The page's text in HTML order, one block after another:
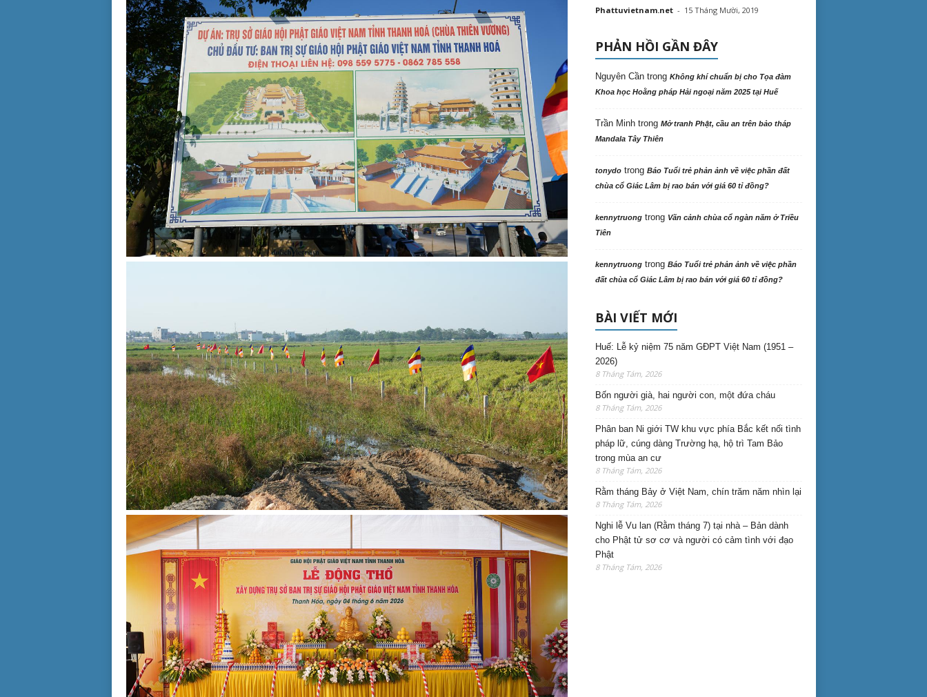
Phattuvietnam.net - 15 Tháng Mười, 2019
PHẢN HỒI GẦN ĐÂY
Nguyên Cầntrong Không khí chuẩn bị cho Tọa đàm
Khoa học Hoằng pháp Hải ngoại năm 2025 tại Huế
Trần Minhtrong Mở tranh Phật, cầu an trên bảo tháp
Mandala Tây Thiên
tonydotrong Báo Tuổi trẻ phản ảnh về việc phần đất
chùa cổ Giác Lâm bị rao bán với giá 60 tỉ đồng?
kennytruongtrong Vãn cảnh chùa cổ ngàn năm ở Triều
Tiên
kennytruongtrong Báo Tuổi trẻ phản ảnh về việc phần
đất chùa cổ Giác Lâm bị rao bán với giá 60 tỉ đồng?
BÀI VIẾT MỚI
Huế: Lễ kỷ niệm 75 năm GĐPT Việt Nam (1951 –
2026)
8 Tháng Tám, 2026
Bốn người già, hai người con, một đứa cháu
8 Tháng Tám, 2026
Phân ban Ni giới TW khu vực phía Bắc kết nối tình
pháp lữ, cúng dàng Trường hạ, hộ trì Tam Bảo
trong mùa an cư
8 Tháng Tám, 2026
Rằm tháng Bảy ở Việt Nam, chín trăm năm nhìn lại
8 Tháng Tám, 2026
Nghi lễ Vu lan (Rằm tháng 7) tại nhà – Bản dành
cho Phật tử sơ cơ và người có cảm tình với đạo
Phật
8 Tháng Tám, 2026